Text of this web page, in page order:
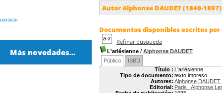
Autor Alphonse DAUDET (1840-1897)
Documentos disponibles escritos
Refinar búsqueda
L'arlésienne / Alphonse DAUDET
Público
ISBD
Título : L'arlésienne
Tipo de documento: texto impreso
Autores: Alphonse
Editorial: Paris : Alphonse
contacto
Más novedades...